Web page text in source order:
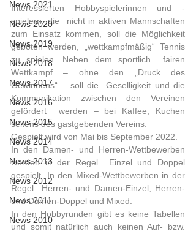
News 2021
News 2020
News 2019
News 2018
News 2017
News 2016
News 2015
News 2014
News 2013
News 2012
News 2011
News 2010
Interessierten Hobbyspielerinnen und -
spielern, die  nicht in aktiven Mannschaften
zum Einsatz kommen, soll die Möglichkeit
geboten werden, „wettkampfmäßig“ Tennis
zu spielen. Neben dem sportlich  fairen
Wettkampf – ohne den „Druck des
Gewinnens“ – soll die  Geselligkeit und die
Kommunikation zwischen den Vereinen
gefördert  werden – bei Kaffee, Kuchen
seitens des gastgebenden Vereins.
Gespielt wird von Mai bis September 2022.
In den Damen- und Herren-Wettbewerben
werden in der Regel  Einzel und Doppel
gespielt. In den Mixed-Wettbewerben in der
Regel  Herren- und Damen-Einzel, Herren-
und Damen-Doppel und Mixed.
In den Hobbyrunden gibt es keine Tabellen
und somit natürlich auch keinen Auf- bzw.